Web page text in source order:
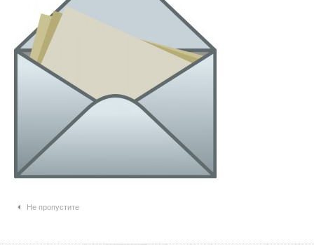
Навигация по статьям
Не пропустите